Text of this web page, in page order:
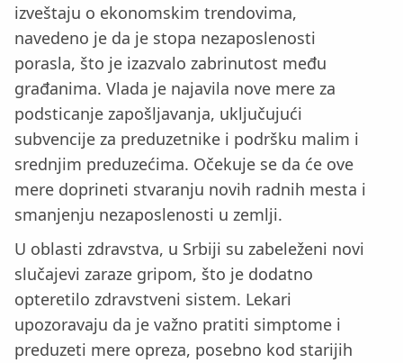
izveštaju o ekonomskim trendovima,
navedeno je da je stopa nezaposlenosti
porasla, što je izazvalo zabrinutost među
građanima. Vlada je najavila nove mere za
podsticanje zapošljavanja, uključujući
subvencije za preduzetnike i podršku malim i
srednjim preduzećima. Očekuje se da će ove
mere doprineti stvaranju novih radnih mesta i
smanjenju nezaposlenosti u zemlji.
U oblasti zdravstva, u Srbiji su zabeleženi novi
slučajevi zaraze gripom, što je dodatno
opteretilo zdravstveni sistem. Lekari
upozoravaju da je važno pratiti simptome i
preduzeti mere opreza, posebno kod starijih